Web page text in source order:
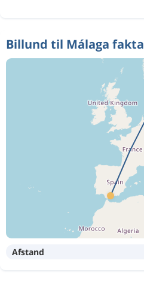
Billund til Málaga fakta
Afstand